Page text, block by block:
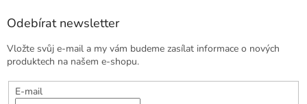
Odebírat newsletter
Vložte svůj e-mail a my vám budeme zasílat informace o nových
produktech na našem e-shopu.
E-mail